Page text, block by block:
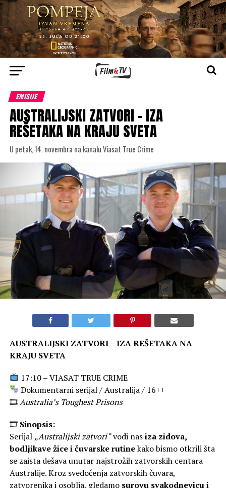
EMISIJE
AUSTRALIJSKI ZATVORI – IZA
REŠETAKA NA KRAJU SVETA
U petak, 14. novembra na kanalu Viasat True Crime
AUSTRALIJSKI ZATVORI – IZA REŠETAKA NA
KRAJU SVETA
17:10 – VIASAT TRUE CRIME
Dokumentarni serijal / Australija / 16++
🎞Australia’s Toughest Prisons
🎞 Sinopsis:
Serijal „Australijski zatvori“vodi nasiza zidova,
bodljikave žice i čuvarske rutinekako bismo otkrili šta
se zaista dešava unutar najstrožih zatvorskih centara
Australije. Kroz svedočenja zatvorskih čuvara,
zatvorenika i osoblja, gledamo surovu svakodnevicu i